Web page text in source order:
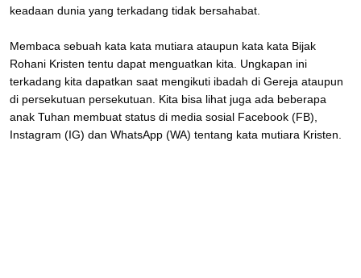
keadaan dunia yang terkadang tidak bersahabat.
Membaca sebuah kata kata mutiara ataupun kata kata Bijak
Rohani Kristen tentu dapat menguatkan kita. Ungkapan ini
terkadang kita dapatkan saat mengikuti ibadah di Gereja ataupun
di persekutuan persekutuan. Kita bisa lihat juga ada beberapa
anak Tuhan membuat status di media sosial Facebook (FB),
Instagram (IG) dan WhatsApp (WA) tentang kata mutiara Kristen.